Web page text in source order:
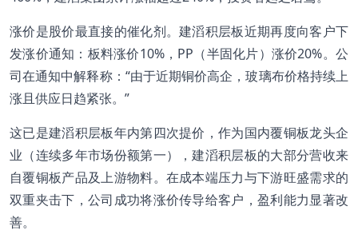
涨价是股价最直接的催化剂。建滔积层板近期再度向客户下
发涨价通知：板料涨价10%，PP（半固化片）涨价20%。公
司在通知中解释称：“由于近期铜价高企，玻璃布价格持续上
涨且供应日趋紧张。”
这已是建滔积层板年内第四次提价，作为国内覆铜板龙头企
业（连续多年市场份额第一），建滔积层板的大部分营收来
自覆铜板产品及上游物料。在成本端压力与下游旺盛需求的
双重夹击下，公司成功将涨价传导给客户，盈利能力显著改
善。